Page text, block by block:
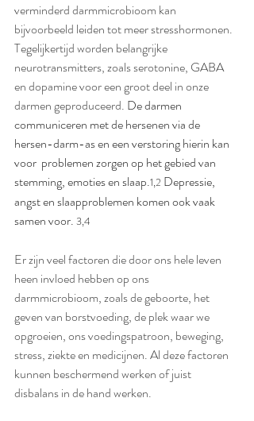
verminderd darmmicrobioom kan
bijvoorbeeld leiden tot meer stresshormonen.
Tegelijkertijd worden belangrijke
neurotransmitters, zoals serotonine, GABA
en dopamine voor een groot deel in onze
darmen geproduceerd. De darmen
communiceren met de hersenen via de
hersen-darm-as en een verstoring hierin kan
voor  problemen zorgen op het gebied van
stemming, emoties en slaap.1,2 Depressie,
angst en slaapproblemen komen ook vaak
samen voor. 3,4
Er zijn veel factoren die door ons hele leven
heen invloed hebben op ons
darmmicrobioom, zoals de geboorte, het
geven van borstvoeding, de plek waar we
opgroeien, ons voedingspatroon, beweging,
stress, ziekte en medicijnen. Al deze factoren
kunnen beschermend werken of juist
disbalans in de hand werken.